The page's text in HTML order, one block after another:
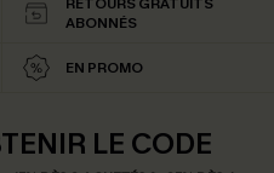
ABONNÉS
EN PROMO
LE CODE